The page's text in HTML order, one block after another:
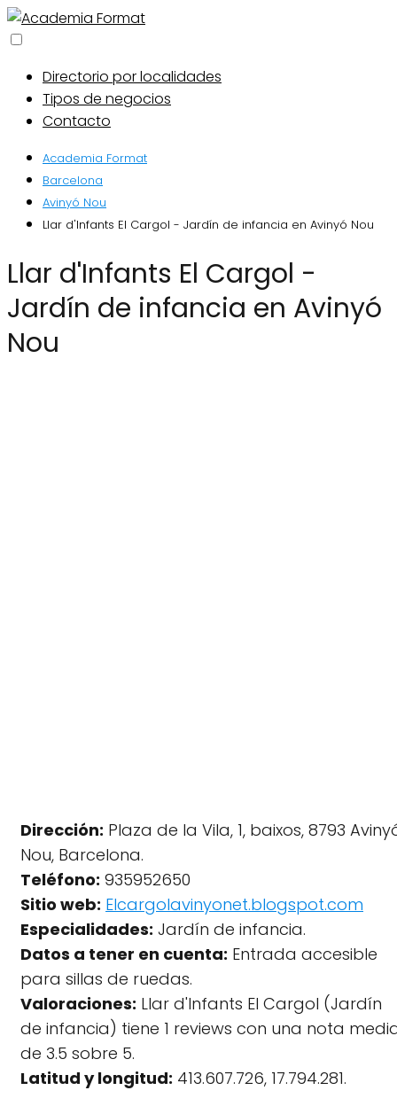
Directorio por localidades
Tipos de negocios
Contacto
Academia Format
Barcelona
Avinyó Nou
Llar d'Infants El Cargol - Jardín de infancia en Avinyó Nou
Llar d'Infants El Cargol -
Jardín de infancia en Avinyó
Nou
Dirección: Plaza de la Vila, 1, baixos, 8793
Nou, Barcelona.
Teléfono: 935952650
Sitio web: Elcargolavinyonet.blogspot.com
Especialidades: Jardín de infancia.
Datos a tener en cuenta: Entrada accesible
para sillas de ruedas.
Valoraciones: Llar d'Infants El Cargol (Jardín
de infancia) tiene 1 reviews con una nota
de 3.5 sobre 5.
Latitud y longitud: 413.607.726, 17.794.281.